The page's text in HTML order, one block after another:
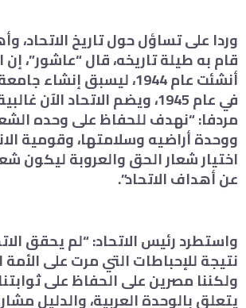
وردا على تساؤل حول تاريخ الاتحاد،
قام به طيلة تاريخه، قال “عاشور”،
أنشئت عام 1944، ليسبق إنشاء
في عام 1945، ويضم الاتحاد الآن
مردفا: “نهدف للحفاظ على وحده
ووحدة أراضيه وسلامتها، وقومية
اختيار شعار الحق والعروبة ليكون
عن أهداف الاتحاد”.
واستطرد رئيس الاتحاد: “لم يحقق
نتيجة للإحباطات التي مرت على الأمة
ولكننا مصرين على الحفاظ على
يتعلق بالوحدة العربية، والدليل